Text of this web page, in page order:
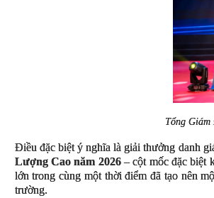
Tổng
Điều đặc biệt ý nghĩa là giải thưởng danh
Lượng Cao năm 2026– cột mốc đặc biệt
lớn trong cùng một thời điểm đã tạo nên
trường.